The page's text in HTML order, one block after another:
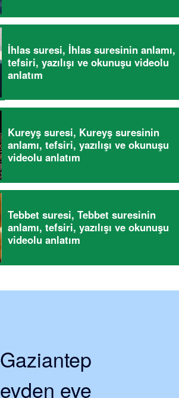
İhlas suresi, İhlas suresinin anlamı,
tefsiri, yazılışı ve okunuşu videolu
anlatım
Kureyş suresi, Kureyş suresinin
anlamı, tefsiri, yazılışı ve okunuşu
videolu anlatım
Tebbet suresi, Tebbet suresinin
anlamı, tefsiri, yazılışı ve okunuşu
videolu anlatım
Gaziantep
evden eve